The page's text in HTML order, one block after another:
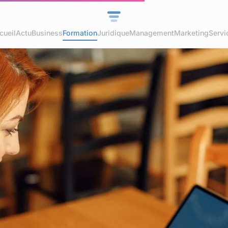
ActuBusinessFormationJuridiqueManagementMarketing